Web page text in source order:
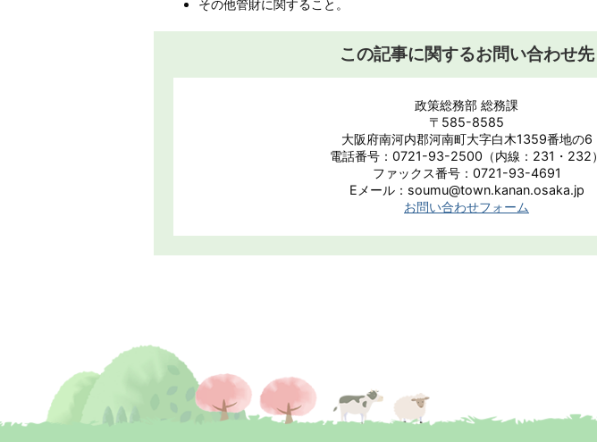
その他管財に関すること。
この記事に関するお問い合わせ先
政策総務部 総務課
〒585-8585
大阪府南河内郡河南町大字白木1359番地の6
電話番号：0721-93-2500（内線：231・232）
ファックス番号：0721-93-4691
Eメール：soumu@town.kanan.osaka.jp
お問い合わせフォーム